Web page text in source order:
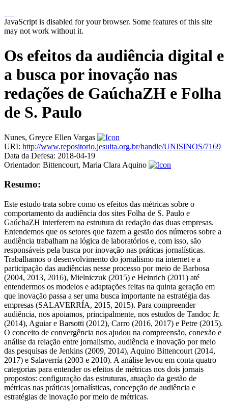
JavaScript is disabled for your browser. Some features of this site
may not work without it.
Os efeitos da audiência digital e
a busca por inovação nas
redações de GaúchaZH e Folha
de S. Paulo
Nunes, Greyce Ellen Vargas
URI: http://www.repositorio.jesuita.org.br/handle/UNISINOS/7169
Data da Defesa: 2018-04-19
Orientador: Bittencourt, Maria Clara Aquino
Resumo:
Este estudo trata sobre como os efeitos das métricas sobre o
comportamento da audiência dos sites Folha de S. Paulo e
GaúchaZH interferem na estrutura da redação das duas empresas.
Entendemos que os setores que fazem a gestão dos números sobre a
audiência trabalham na lógica de laboratórios e, com isso, são
responsáveis pela busca por inovação nas práticas jornalísticas.
Trabalhamos o desenvolvimento do jornalismo na internet e a
participação das audiências nesse processo por meio de Barbosa
(2004, 2013, 2016), Mielniczuk (2015) e Heinrich (2011) até
entendermos os modelos e adaptações feitas na quinta geração em
que inovação passa a ser uma busca importante na estratégia das
empresas (SALAVERRÍA, 2015, 2015). Para compreender
audiência, nos apoiamos, principalmente, nos estudos de Tandoc Jr.
(2014), Aguiar e Barsotti (2012), Carro (2016, 2017) e Petre (2015).
O conceito de convergência nos ajudou na compreensão, conexão e
análise da relação entre jornalismo, audiência e inovação por meio
das pesquisas de Jenkins (2009, 2014), Aquino Bittencourt (2014,
2017) e Salaverría (2003 e 2010). A análise levou em conta quatro
categorias para entender os efeitos de métricas nos dois jornais
propostos: configuração das estruturas, atuação da gestão de
métricas nas práticas jornalísticas, concepção de audiência e
estratégias de inovação por meio de métricas.